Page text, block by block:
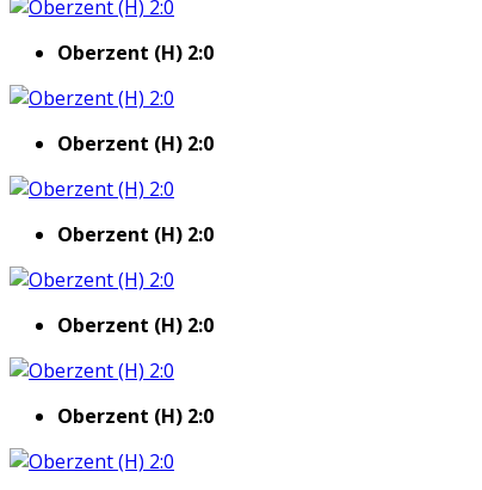
Oberzent (H) 2:0
Oberzent (H) 2:0
Oberzent (H) 2:0
Oberzent (H) 2:0
Oberzent (H) 2:0